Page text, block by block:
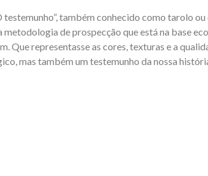
também conhecido como tarolo
de prospecção que está na base
Que representasse as cores, texturas e a
mas também um testemunho da nossa